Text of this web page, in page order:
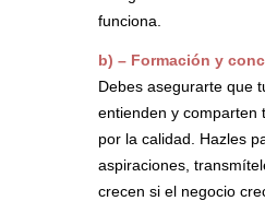
funciona.
b) – Formación y
Debes asegurarte que
entienden y comparten
por la calidad. Hazles
aspiraciones,
crecen si el negocio